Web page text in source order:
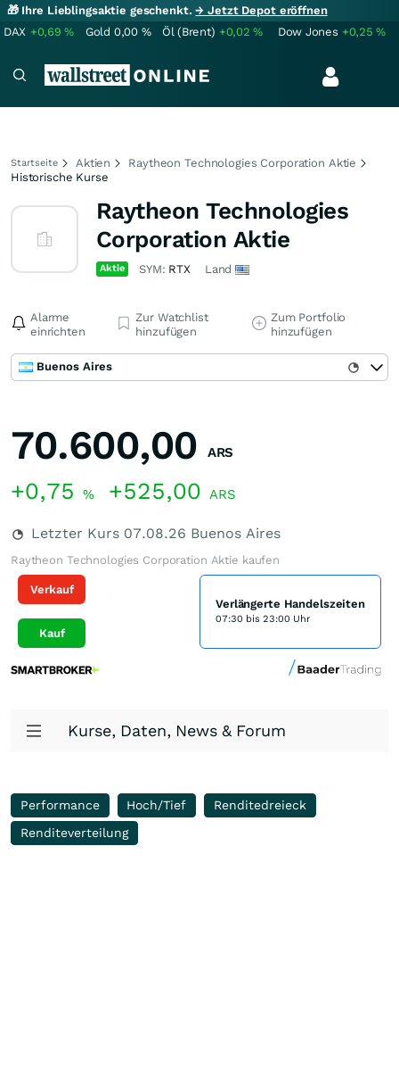
🎁 Ihre Lieblingsaktie geschenkt.→ Jetzt Depot eröffnen
DAX +0,69% Gold 0,00 % Öl (Brent) +0,02% Dow Jones +0,25%
Startseite Aktien
Raytheon Technologies Corporation Aktie
Historische Kurse
Raytheon Technologies
Corporation Aktie
Aktie SYM: RTX Land
Alarme
einrichten
Zur Watchlist
hinzufügen
Zum Portfolio
hinzufügen
Buenos Aires
70.600,00 ARS
+0,75 % +525,00 ARS
Letzter Kurs 07.08.26 Buenos Aires
Raytheon Technologies Corporation Aktie kaufen
Verkauf
Kauf
Verlängerte Handelszeiten
07:30 bis 23:00 Uhr
Kurse, Daten, News & Forum
Performance Hoch/Tief
Renditedreieck
Renditeverteilung